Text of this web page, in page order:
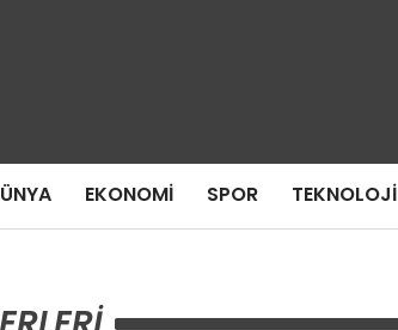
EKONOMI SPOR TEKNOLOJI